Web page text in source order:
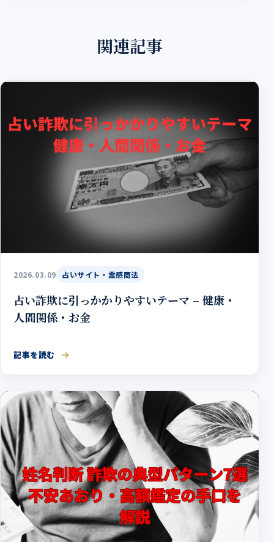
関連記事
2026.03.09 占いサイト・霊感商法
占い詐欺に引っかかりやすいテーマ – 健康・
人間関係・お金
記事を読む